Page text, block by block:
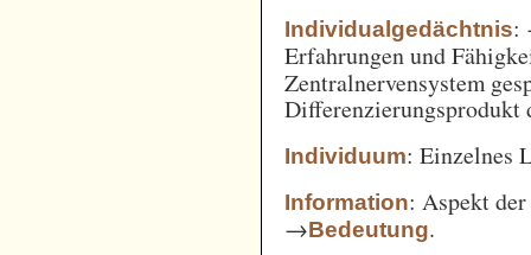
Individualgedächtnis:
Erfahrungen und
Zentralnervensystem
Individuum: Einzelnes
Information: Aspekt
→Bedeutung.